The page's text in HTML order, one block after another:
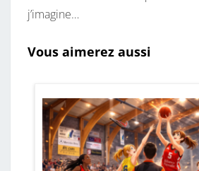
j’imagine…
Vous aimerez aussi